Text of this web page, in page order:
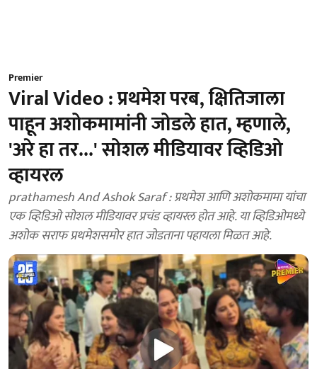
Premier
Viral Video : प्रथमेश परब, क्षितिजाला
पाहून अशोकमामांनी जोडले हात, म्हणाले,
'अरे हा तर...' सोशल मीडियावर व्हिडिओ
व्हायरल
prathamesh And Ashok Saraf : प्रथमेश आणि अशोकमामा यांचा
एक व्हिडिओ सोशल मीडियावर प्रचंड व्हायरल होत आहे. या व्हिडिओमध्ये
अशोक सराफ प्रथमेशसमोर हात जोडताना पहायला मिळत आहे.